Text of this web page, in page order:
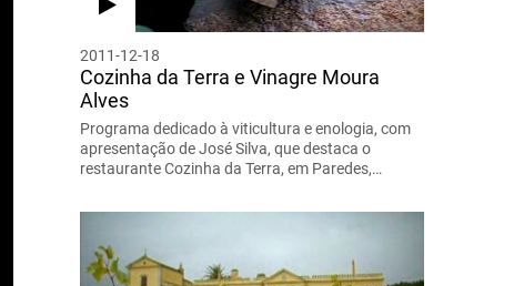
2011-12-18
Cozinha da Terra e Vinagre Moura
Alves
Programa dedicado à viticultura e enologia, com
apresentação de José Silva, que destaca o
restaurante Cozinha da Terra, em Paredes,…